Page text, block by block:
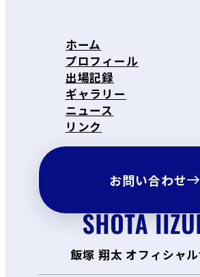
飯塚 翔太 オフィシャ
ホーム
プロフィール
出場記録
ギャラリー
ニュース
リンク
お問い合わせ